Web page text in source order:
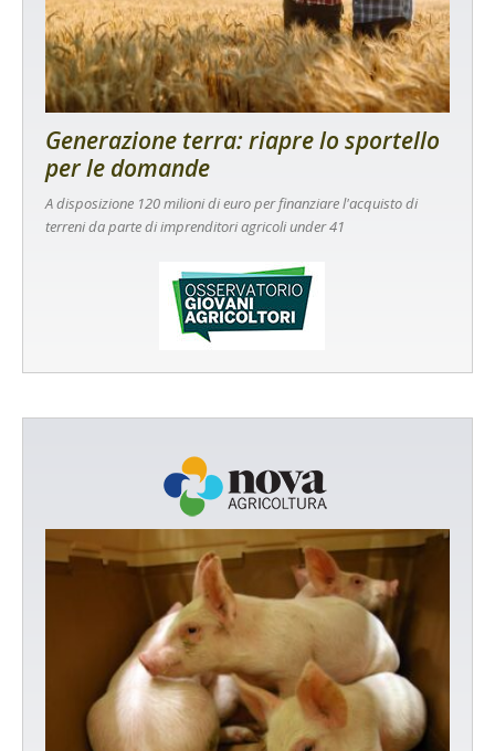
Generazione terra: riapre lo sportello
per le domande
A disposizione 120 milioni di euro per finanziare l'acquisto di
terreni da parte di imprenditori agricoli under 41